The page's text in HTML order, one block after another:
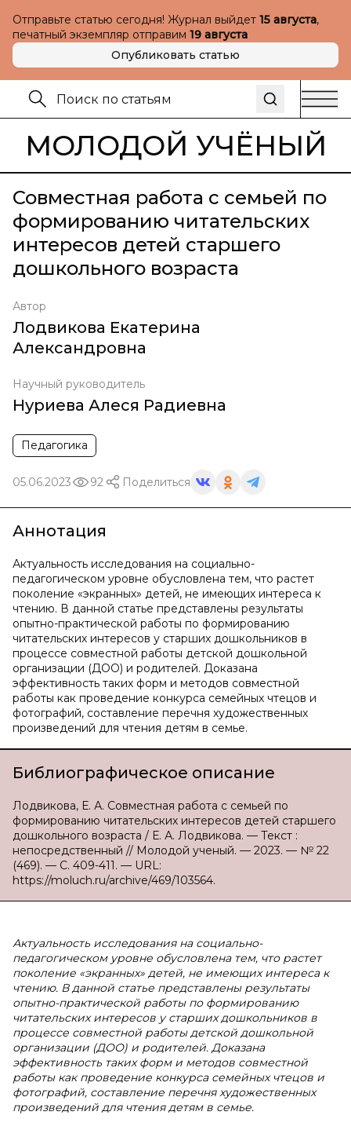
Отправьте статью сегодня! Журнал выйдет 15 августа,
печатный экземпляр отправим 19 августа
Опубликовать статью
МОЛОДОЙ УЧЁНЫЙ
Совместная работа с семьей по
формированию читательских
интересов детей старшего
дошкольного возраста
Автор
Лодвикова Екатерина
Александровна
Научный руководитель
Нуриева Алеся Радиевна
Педагогика
05.06.2023 92 Поделиться
Аннотация
Актуальность исследования на социально-
педагогическом уровне обусловлена тем, что растет
поколение «экранных» детей, не имеющих интереса к
чтению. В данной статье представлены результаты
опытно-практической работы по формированию
читательских интересов у старших дошкольников в
процессе совместной работы детской дошкольной
организации (ДОО) и родителей. Доказана
эффективность таких форм и методов совместной
работы как проведение конкурса семейных чтецов и
фотографий, составление перечня художественных
произведений для чтения детям в семье.
Библиографическое описание
Лодвикова, Е. А. Совместная работа с семьей по
формированию читательских интересов детей старшего
дошкольного возраста / Е. А. Лодвикова. — Текст :
непосредственный // Молодой ученый. — 2023. — № 22
(469). — С. 409-411. — URL:
https://moluch.ru/archive/469/103564.
Актуальность исследования на социально-
педагогическом уровне обусловлена тем, что растет
поколение «экранных» детей, не имеющих интереса к
чтению. В данной статье представлены результаты
опытно-практической работы по формированию
читательских интересов у старших дошкольников в
процессе совместной работы детской дошкольной
организации (ДОО) и родителей. Доказана
эффективность таких форм и методов совместной
работы как проведение конкурса семейных чтецов и
фотографий, составление перечня художественных
произведений для чтения детям в семье.